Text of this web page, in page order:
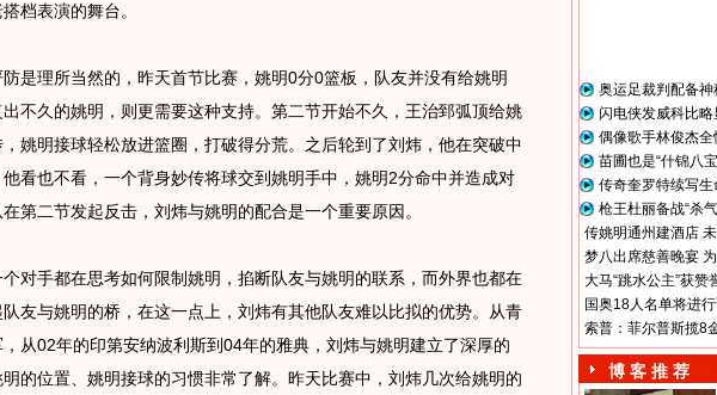
档表演的舞台。
理所当然的，昨天首节比赛，姚明0分0篮板，队友并没有给姚明
不久的姚明，则更需要这种支持。第二节开始不久，王治郅弧顶给姚
姚明接球轻松放进篮圈，打破得分荒。之后轮到了刘炜，他在突破中
看也不看，一个背身妙传将球交到姚明手中，姚明2分命中并造成对
第二节发起反击，刘炜与姚明的配合是一个重要原因。
手都在思考如何限制姚明，掐断队友与姚明的联系，而外界也都在
友与姚明的桥，在这一点上，刘炜有其他队友难以比拟的优势。从青
从02年的印第安纳波利斯到04年的雅典，刘炜与姚明建立了深厚的
的位置、姚明接球的习惯非常了解。昨天比赛中，刘炜几次给姚明的
奥运足裁判配备神
闪电侠发威科比略
偶像歌手林俊杰全
苗圃也是“什锦八
传奇奎罗特续写生
枪王杜丽备战“杀
传姚明通州建酒店
梦八出席慈善晚宴
大马“跳水公主”获赞
国奥18人名单将进
索普：菲尔普斯揽8
博 客 推 荐